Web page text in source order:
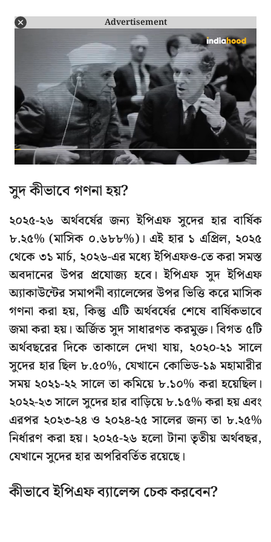
Advertisement
সুদ কীভাবে গণনা হয়?
২০২৫-২৬ অর্থবর্ষের জন্য ইপিএফ সুদের হার বার্ষিক
৮.২৫% (মাসিক ০.৬৮৮%)। এই হার ১ এপ্রিল, ২০২৫
থেকে ৩১ মার্চ, ২০২৬-এর মধ্যে ইপিএফও-তে করা সমস্ত
অবদানের উপর প্রযোজ্য হবে। ইপিএফ সুদ ইপিএফ
অ্যাকাউন্টের সমাপনী ব্যালেন্সের উপর ভিত্তি করে মাসিক
গণনা করা হয়, কিন্তু এটি অর্থবর্ষের শেষে বার্ষিকভাবে
জমা করা হয়। অর্জিত সুদ সাধারণত করমুক্ত। বিগত ৫টি
অর্থবছরের দিকে তাকালে দেখা যায়, ২০২০-২১ সালে
সুদের হার ছিল ৮.৫০%, যেখানে কোভিড-১৯ মহামারীর
সময় ২০২১-২২ সালে তা কমিয়ে ৮.১০% করা হয়েছিল।
২০২২-২৩ সালে সুদের হার বাড়িয়ে ৮.১৫% করা হয় এবং
এরপর ২০২৩-২৪ ও ২০২৪-২৫ সালের জন্য তা ৮.২৫%
নির্ধারণ করা হয়। ২০২৫-২৬ হলো টানা তৃতীয় অর্থবছর,
যেখানে সুদের হার অপরিবর্তিত রয়েছে।
কীভাবে ইপিএফ ব্যালেন্স চেক করবেন?